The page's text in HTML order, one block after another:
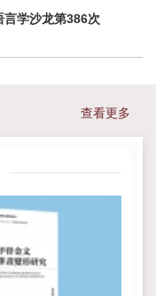
学沙龙第386次
“汉语方言语法史研究的重
查看更多